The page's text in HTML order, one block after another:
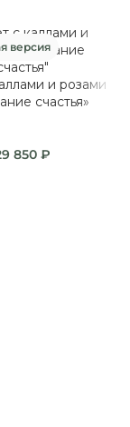
версия
и розами
счастья»
850 ₽